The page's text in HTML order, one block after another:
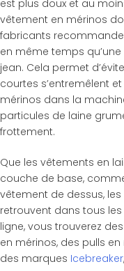
est plus doux et au
vêtement en mérinos
fabricants
en même temps
jean. Cela permet
courtes s’entremêlent
mérinos dans la
particules de laine
frottement.
Que les vêtements en
couche de base,
vêtement de dessus,
retrouvent dans tous
ligne, vous trouverez
en mérinos, des pulls
des marques Icebreaker,